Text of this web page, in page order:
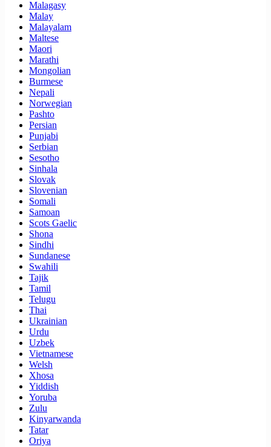
Malagasy
Malay
Malayalam
Maltese
Maori
Marathi
Mongolian
Burmese
Nepali
Norwegian
Pashto
Persian
Punjabi
Serbian
Sesotho
Sinhala
Slovak
Slovenian
Somali
Samoan
Scots Gaelic
Shona
Sindhi
Sundanese
Swahili
Tajik
Tamil
Telugu
Thai
Ukrainian
Urdu
Uzbek
Vietnamese
Welsh
Xhosa
Yiddish
Yoruba
Zulu
Kinyarwanda
Tatar
Oriya